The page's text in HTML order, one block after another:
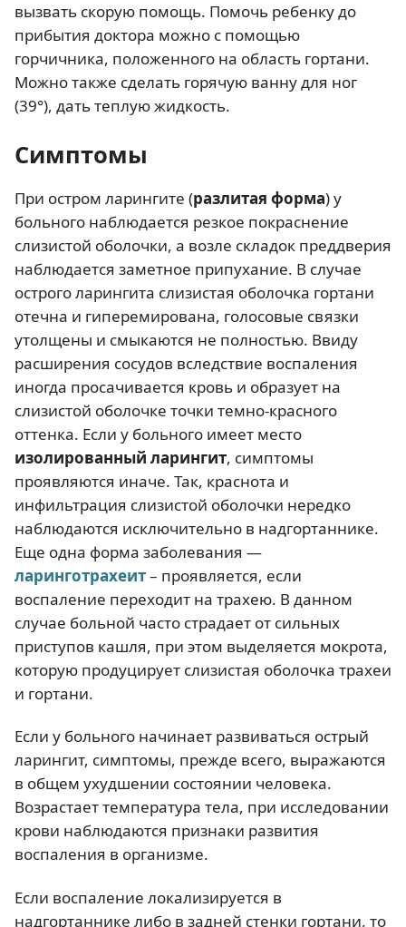
вызвать скорую помощь. Помочь ребенку до
прибытия доктора можно с помощью
горчичника, положенного на область гортани.
Можно также сделать горячую ванну для ног
(39°), дать теплую жидкость.
Симптомы
При остром ларингите (разлитая форма) у
больного наблюдается резкое покраснение
слизистой оболочки, а возле складок преддверия
наблюдается заметное припухание. В случае
острого ларингита слизистая оболочка гортани
отечна и гиперемирована, голосовые связки
утолщены и смыкаются не полностью. Ввиду
расширения сосудов вследствие воспаления
иногда просачивается кровь и образует на
слизистой оболочке точки темно-красного
оттенка. Если у больного имеет место
изолированный ларингит, симптомы
проявляются иначе. Так, краснота и
инфильтрация слизистой оболочки нередко
наблюдаются исключительно в надгортаннике.
Еще одна форма заболевания —
ларинготрахеит– проявляется, если
воспаление переходит на трахею. В данном
случае больной часто страдает от сильных
приступов кашля, при этом выделяется мокрота,
которую продуцирует слизистая оболочка трахеи
и гортани.
Если у больного начинает развиваться острый
ларингит, симптомы, прежде всего, выражаются
в общем ухудшении состоянии человека.
Возрастает температура тела, при исследовании
крови наблюдаются признаки развития
воспаления в организме.
Если воспаление локализируется в
надгортаннике либо в задней стенки гортани, то